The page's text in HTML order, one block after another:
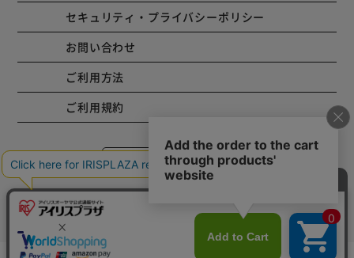
セキュリティ・プライバシーポリシー
お問い合わせ
ご利用方法
ご利用規約
コーポレートサイト
Copyright © 2001 IRISPLAZA. ALL Rights Reserved.